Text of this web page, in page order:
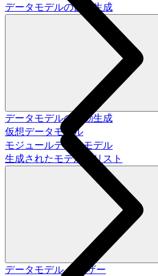
データモデルの自動生成
データモデルの自動生成
仮想データモデル
モジュールデータモデル
生成されたモデルのリスト
データモデル ユーザー